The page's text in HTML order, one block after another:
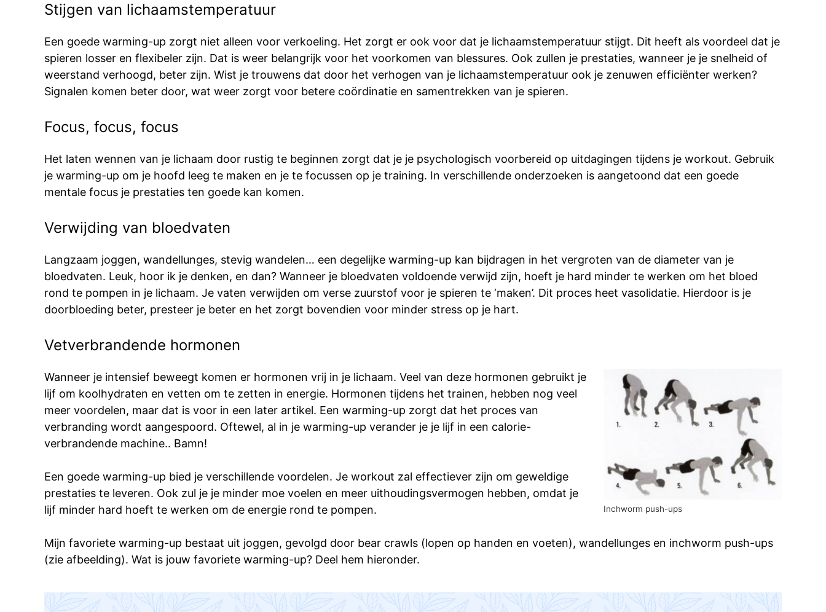
Stijgen van lichaamstemperatuur
Een goede warming-up zorgt niet alleen voor verkoeling. Het zorgt er ook voor dat je lichaamstemperatuur stijgt. Dit heeft als voordeel dat je
spieren losser en flexibeler zijn. Dat is weer belangrijk voor het voorkomen van blessures. Ook zullen je prestaties, wanneer je je snelheid of
weerstand verhoogd, beter zijn. Wist je trouwens dat door het verhogen van je lichaamstemperatuur ook je zenuwen efficiënter werken?
Signalen komen beter door, wat weer zorgt voor betere coördinatie en samentrekken van je spieren.
Focus, focus, focus
Het laten wennen van je lichaam door rustig te beginnen zorgt dat je je psychologisch voorbereid op uitdagingen tijdens je workout. Gebruik
je warming-up om je hoofd leeg te maken en je te focussen op je training. In verschillende onderzoeken is aangetoond dat een goede
mentale focus je prestaties ten goede kan komen.
Verwijding van bloedvaten
Langzaam joggen, wandellunges, stevig wandelen… een degelijke warming-up kan bijdragen in het vergroten van de diameter van je
bloedvaten. Leuk, hoor ik je denken, en dan? Wanneer je bloedvaten voldoende verwijd zijn, hoeft je hard minder te werken om het bloed
rond te pompen in je lichaam. Je vaten verwijden om verse zuurstof voor je spieren te ‘maken’. Dit proces heet vasolidatie. Hierdoor is je
doorbloeding beter, presteer je beter en het zorgt bovendien voor minder stress op je hart.
Vetverbrandende hormonen
Inchworm push-ups
Wanneer je intensief beweegt komen er hormonen vrij in je lichaam. Veel van deze hormonen gebruikt je
lijf om koolhydraten en vetten om te zetten in energie. Hormonen tijdens het trainen, hebben nog veel
meer voordelen, maar dat is voor in een later artikel. Een warming-up zorgt dat het proces van
verbranding wordt aangespoord. Oftewel, al in je warming-up verander je je lijf in een calorie-
verbrandende machine.. Bamn!
Een goede warming-up bied je verschillende voordelen. Je workout zal effectiever zijn om geweldige
prestaties te leveren. Ook zul je je minder moe voelen en meer uithoudingsvermogen hebben, omdat je
lijf minder hard hoeft te werken om de energie rond te pompen.
Mijn favoriete warming-up bestaat uit joggen, gevolgd door bear crawls (lopen op handen en voeten), wandellunges en inchworm push-ups
(zie afbeelding). Wat is jouw favoriete warming-up? Deel hem hieronder.